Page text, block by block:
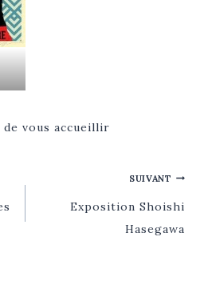
vous accueillir
SUIVANT
Exposition Shoishi
Hasegawa